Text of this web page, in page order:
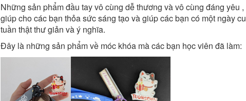
Những sản phẩm đầu tay vô cùng dễ thương và vô cùng đáng yêu ,
giúp cho các bạn thỏa sức sáng tạo và giúp các bạn có một ngày
tuần thật thư giản và ý nghĩa.
Đây là những sản phẩm về móc khóa mà các bạn học viên đã làm: